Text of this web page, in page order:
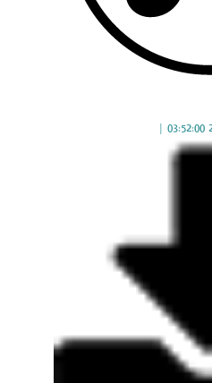
|